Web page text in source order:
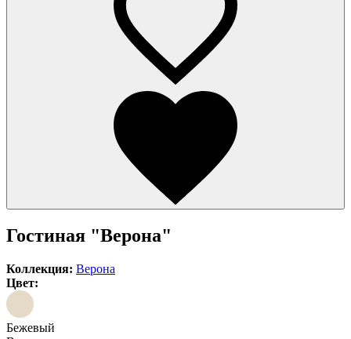
Гостиная "Верона"
Коллекция: Верона
Цвет:
Бежевый